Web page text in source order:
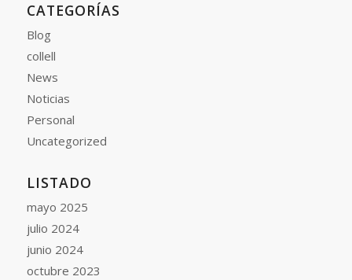
CATEGORÍAS
Blog
collell
News
Noticias
Personal
Uncategorized
LISTADO
mayo 2025
julio 2024
junio 2024
octubre 2023